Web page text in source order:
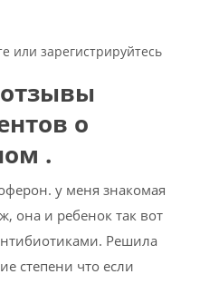
или зарегистрируйтесь
о
.
у меня знакомая
она и ребенок так вот
Решила
степени что если